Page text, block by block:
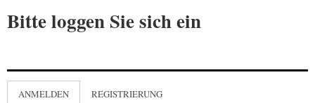
Bitte loggen Sie sich ein
ANMELDEN REGISTRIERUNG